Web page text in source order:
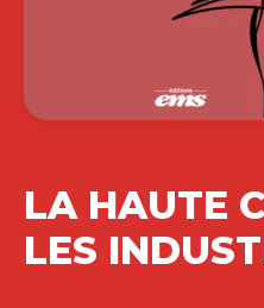
LA HAUTE
LES